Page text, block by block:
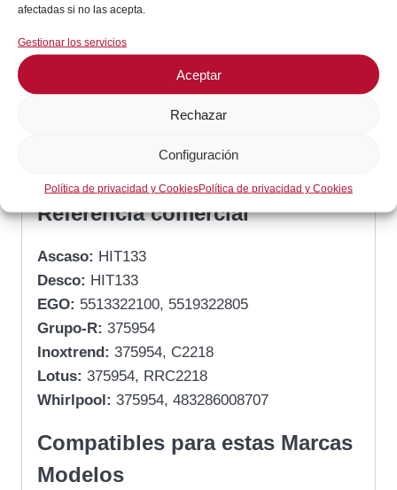
afectadas si no las acepta.
Gestionar los servicios
Aceptar
Rechazar
Configuración
Política de privacidad y CookiesPolítica de privacidad y Cookies
Posición del eje: –
Tipo de sonda: –
Diámetro eje: – mm
Referencia comercial
Ascaso: HIT133
Desco: HIT133
EGO: 5513322100, 5519322805
Grupo-R: 375954
Inoxtrend: 375954, C2218
Lotus: 375954, RRC2218
Whirlpool: 375954, 483286008707
Compatibles para estas Marcas
Modelos